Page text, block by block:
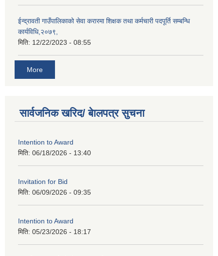
ईन्द्रावती गाउँपालिकाको सेवा करारमा शिक्षक तथा कर्मचारी पदपूर्ति सम्बन्धि
कार्यविधि,२०७९,
मिति: 12/22/2023 - 08:55
More
सार्वजनिक खरिद/ बेालपत्र सुचना
Intention to Award
मिति: 06/18/2026 - 13:40
Invitation for Bid
मिति: 06/09/2026 - 09:35
Intention to Award
मिति: 05/23/2026 - 18:17